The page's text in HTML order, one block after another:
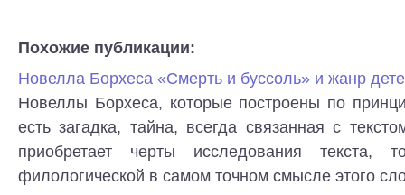
Похожие публикации:
Новелла Борхеса «Смерть и буссоль» и жанр
Новеллы Борхеса, которые построены по
есть загадка, тайна, всегда связанная с
приобретает черты исследования текста,
филологической в самом точном смысле этого